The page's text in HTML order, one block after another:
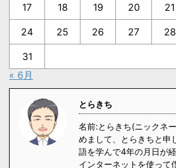
17 18 19 20 21
24 25 26 27 28
31
« 6月
とらきち
名前:とらきち(ニックネ
めまして、とらきちと申
語を学んで4年の月日が
インターネットを使って